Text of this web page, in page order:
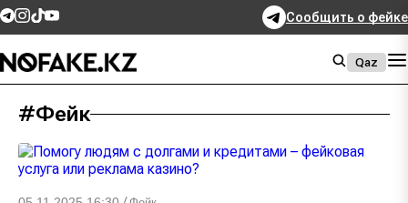
Сообщить о фейке
Qaz
#Фейк